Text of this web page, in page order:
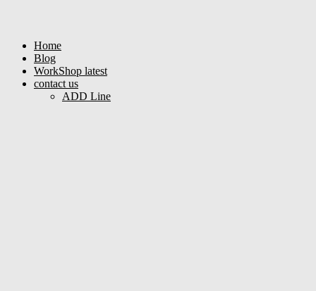
Home
Blog
WorkShop latest
contact us
ADD Line